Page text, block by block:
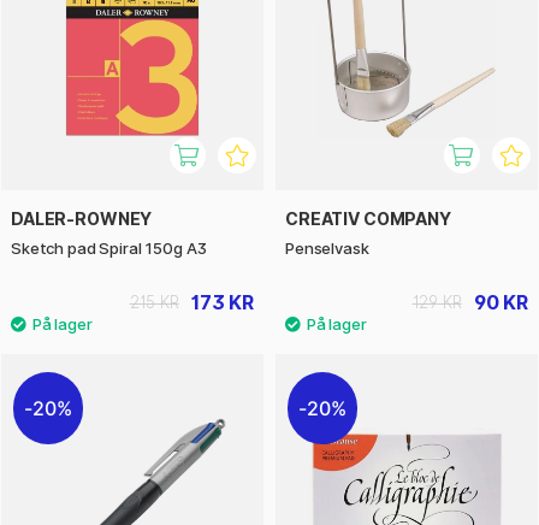
DALER-ROWNEY
Sketch pad Spiral 150g A3
173 KR
215 KR
CREATIV COMPANY
Penselvask
90 KR
129 KR
20% 20%